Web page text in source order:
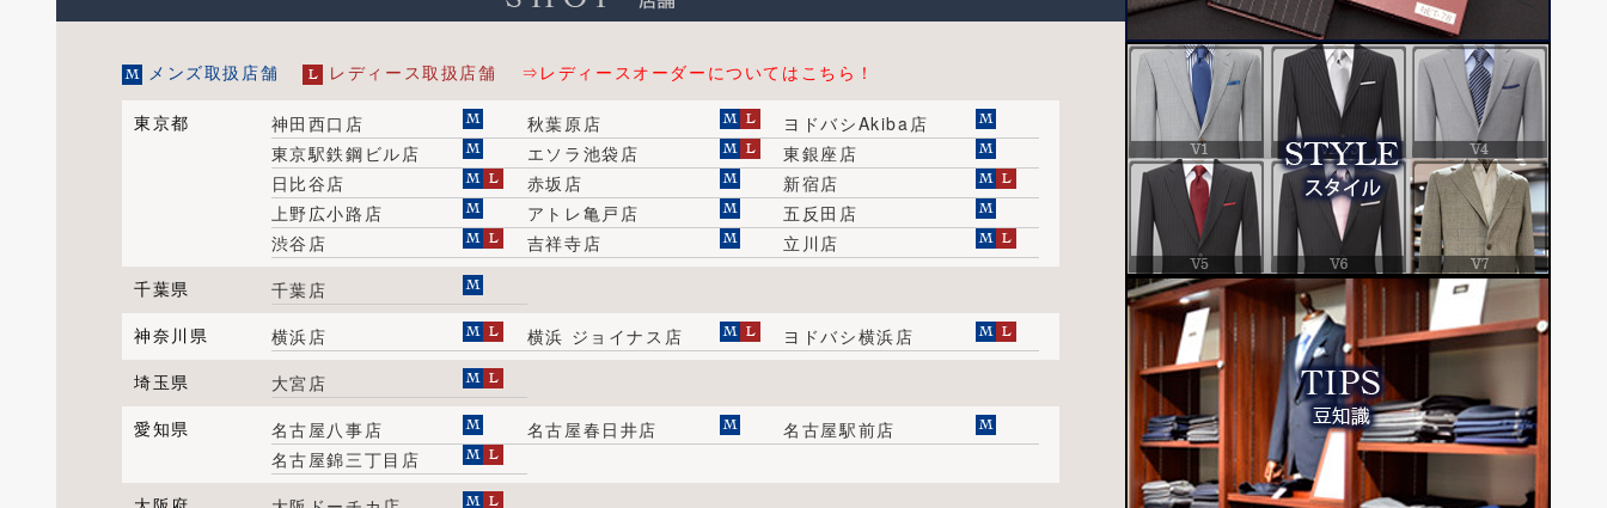
メンズ取扱店舗 レディース取扱店舗 ⇒レディースオーダーについてはこちら！
東京都 神田西口店 秋葉原店
ヨドバシAkiba店
東京駅鉄鋼ビル店
エソラ池袋店
東銀座店
日比谷店
赤坂店
新宿店
上野広小路店
アトレ亀戸店
五反田店
渋谷店
吉祥寺店
立川店
千葉県
千葉店
神奈川県
横浜店 横浜 ジョイナス店
ヨドバシ横浜店
埼玉県
大宮店
愛知県
名古屋八事店 名古屋春日井店
名古屋駅前店
名古屋錦三丁目店